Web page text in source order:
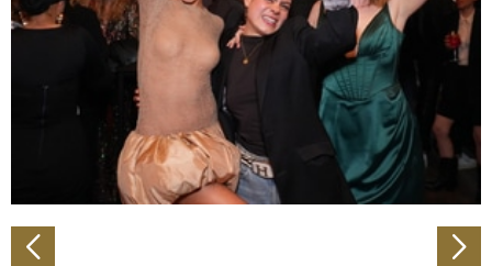
personalisieren, Funktionen für soziale Medien anbieten
zu können und die Zugriffe auf unsere Website zu
analysieren. Außerdem geben wir Informationen zu Ihrer
Verwendung unserer Website an unsere Partner für
soziale Medien, Werbung und Analysen weiter. Unsere
Partner führen diese Informationen möglicherweise mit
weiteren Daten zusammen, die Sie ihnen bereitgestellt
haben oder die sie im Rahmen Ihrer Nutzung der Dienste
gesammelt haben.